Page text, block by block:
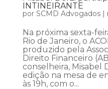
INTINEIRANTE
por SCMD Advogados|
Na próxima sexta-
Rio de Janeiro, o
produzido pela
Direito Financeiro
conselheira, Misabel
edição na mesa de
às 19h, com o...